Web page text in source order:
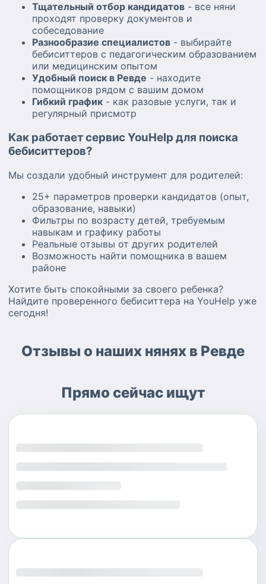
Тщательный отбор кандидатов - все няни
проходят проверку документов и
собеседование
Разнообразие специалистов - выбирайте
бебиситтеров с педагогическим образованием
или медицинским опытом
Удобный поиск в Ревде - находите
помощников рядом с вашим домом
Гибкий график - как разовые услуги, так и
регулярный присмотр
Как работает сервис YouHelp для поиска
бебиситтеров?
Мы создали удобный инструмент для родителей:
25+ параметров проверки кандидатов (опыт,
образование, навыки)
Фильтры по возрасту детей, требуемым
навыкам и графику работы
Реальные отзывы от других родителей
Возможность найти помощника в вашем
районе
Хотите быть спокойными за своего ребенка?
Найдите проверенного бебиситтера на YouHelp уже
сегодня!
Отзывы о наших нянях в Ревде
Прямо сейчас ищут